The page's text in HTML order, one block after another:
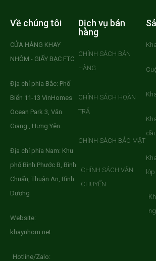
Về chúng tôi
CỬA HÀNG KHAY
NHÔM - GIẤY BẠC FTC
Địa chỉ phía Bắc: Phố
Biển 11-13 VinHomes
Ocean Park 3, Văn
Giang , Hưng Yên.
Địa chỉ phía Nam: Khu
phố Bình Phước B, Bình
Chuẩn, Thuận An, Bình
Dương
Website:
khaynhom.net
Hotline/Zalo:
Dịch vụ bán
hàng
CHÍNH SÁCH BÁN
HÀNG
CHÍNH SÁCH HOÀN
TRẢ
CHÍNH SÁCH BẢO MẬT
CHÍNH SÁCH VẬN
CHUYỂN
dầu
lớp